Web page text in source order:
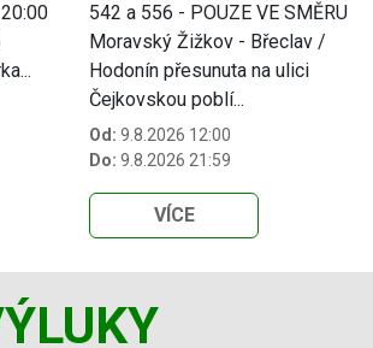
542 a 556 - POUZE VE SMĚRU
Moravský Žižkov - Břeclav /
Hodonín přesunuta na ulici
Čejkovskou poblí...
Od: 9.8.2026 12:00
Do: 9.8.2026 21:59
VÍCE